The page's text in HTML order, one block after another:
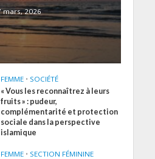
mars, 2026
FEMME • SOCIÉTÉ
« Vous les reconnaîtrez à leurs
fruits » : pudeur,
complémentarité et protection
sociale dans la perspective
islamique
FEMME • SECTION FÉMININE